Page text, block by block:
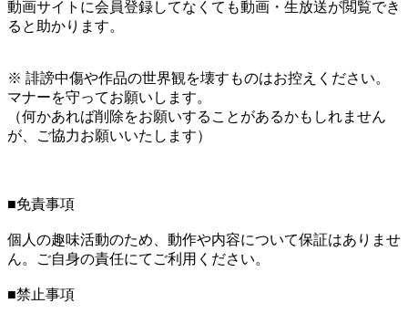
動画サイトに会員登録してなくても動画・生放送が閲覧でき
ると助かります。
※ 誹謗中傷や作品の世界観を壊すものはお控えください。
マナーを守ってお願いします。
（何かあれば削除をお願いすることがあるかもしれません
が、ご協力お願いいたします）
■免責事項
個人の趣味活動のため、動作や内容について保証はありませ
ん。ご自身の責任にてご利用ください。
■禁止事項